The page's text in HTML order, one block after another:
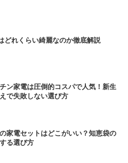
どれくらい綺麗なのか徹底解説
ン家電は圧倒的コスパで人気！新生
で失敗しない選び方
家電セットはどこがいい？知恵袋の
る選び方